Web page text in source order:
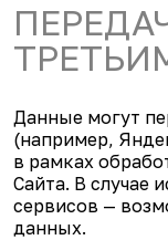
Данные могут
(например,
в рамках
Сайта. В случае
сервисов —
данных.